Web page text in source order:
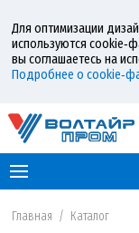
Для оптимизации
используются
вы соглашаетесь на
Подробнее о
Главная / Каталог